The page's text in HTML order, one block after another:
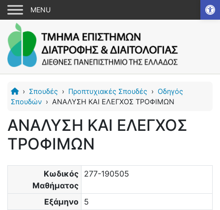
› Σπουδές › Προπτυχιακές Σπουδές › Οδηγός
Σπουδών › ΑΝΑΛΥΣΗ ΚΑΙ ΕΛΕΓΧΟΣ ΤΡΟΦΙΜΩΝ
ΑΝΑΛΥΣΗ ΚΑΙ ΕΛΕΓΧΟΣ
ΤΡΟΦΙΜΩΝ
Κωδικός
Μαθήματος
277-190505
Εξάμηνο 5